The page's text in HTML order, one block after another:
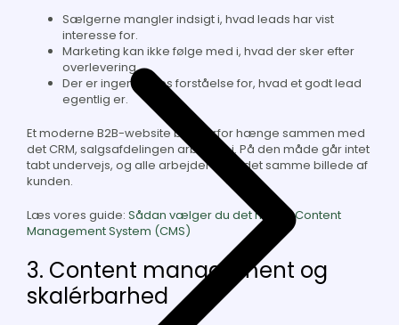
Sælgerne mangler indsigt i, hvad leads har vist
interesse for.
Marketing kan ikke følge med i, hvad der sker efter
overlevering.
Der er ingen fælles forståelse for, hvad et godt lead
egentlig er.
Et moderne B2B-website bør derfor hænge sammen med
det CRM, salgsafdelingen arbejder i. På den måde går intet
tabt undervejs, og alle arbejder med det samme billede af
kunden.
Læs vores guide: Sådan vælger du det rigtige Content
Management System (CMS)
3. Content management og
skalérbarhed